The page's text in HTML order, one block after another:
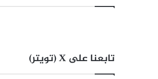
تابعنا على X (تويتر)